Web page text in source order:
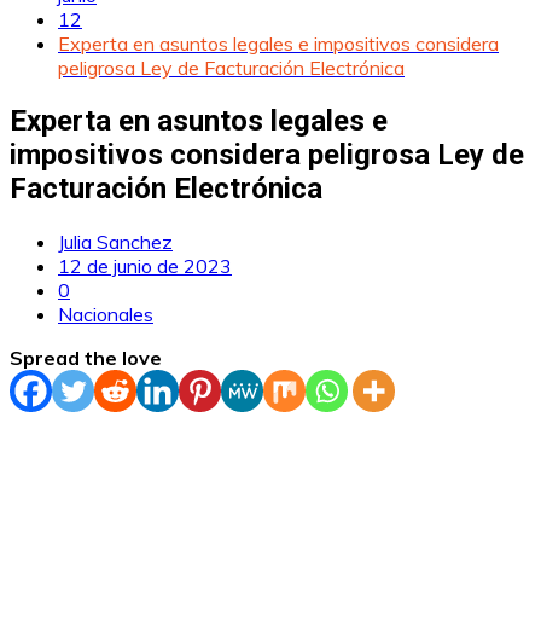
12
Experta en asuntos legales e impositivos considera
peligrosa Ley de Facturación Electrónica
Experta en asuntos legales e
impositivos considera peligrosa Ley de
Facturación Electrónica
Julia Sanchez
12 de junio de 2023
0
Nacionales
Spread the love